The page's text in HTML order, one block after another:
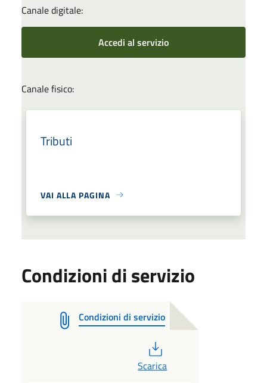
Canale digitale:
Accedi al servizio
Canale fisico:
Tributi
VAI ALLA PAGINA
Condizioni di servizio
Condizioni di servizio
Scarica